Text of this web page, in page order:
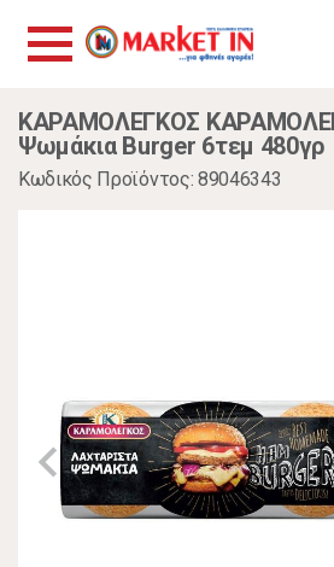
ΚΑΡΑΜΟΛΕΓΚΟΣ
Ψωμάκια Burger 6τεμ 480γρ
Κωδικός Προϊόντος: 89046343